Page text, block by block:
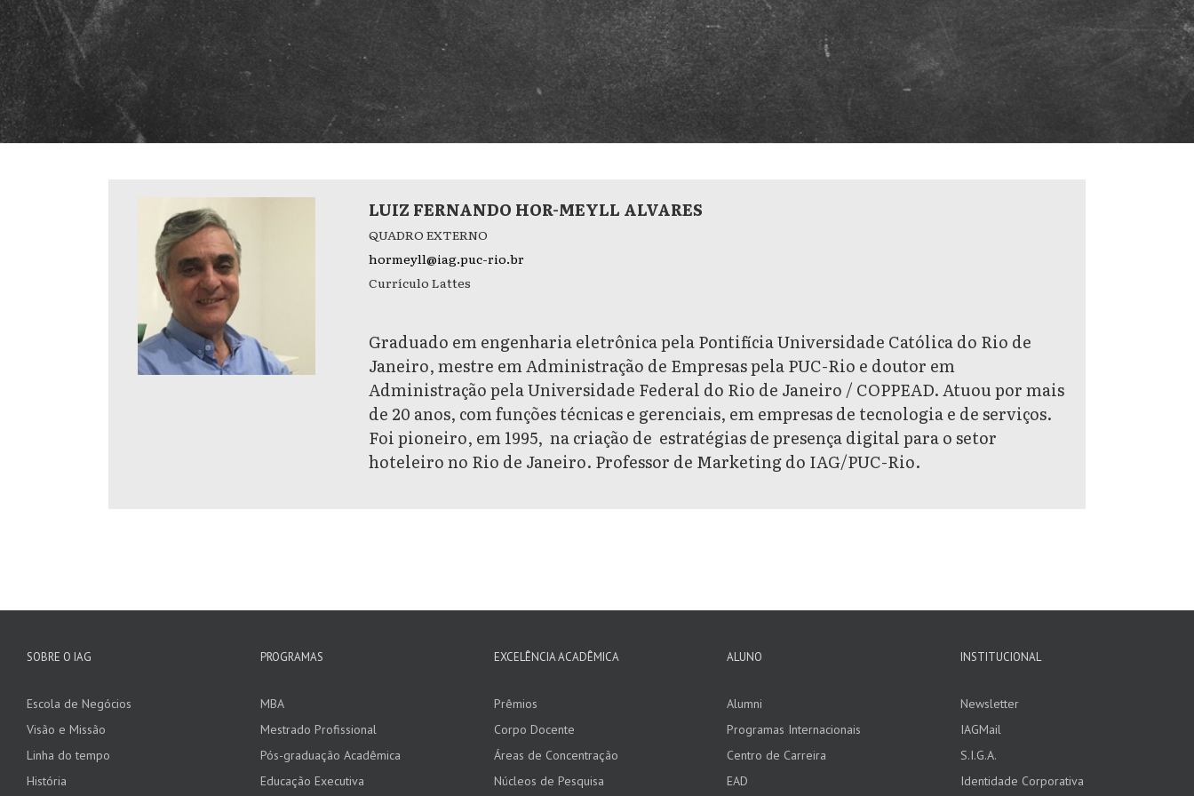
LUIZ FERNANDO HOR-MEYLL ALVARES
QUADRO EXTERNO
hormeyll@iag.puc-rio.br
Currículo Lattes
Graduado em engenharia eletrônica pela Pontifícia Universidade Católica do Rio de
Janeiro, mestre em Administração de Empresas pela PUC-Rio e doutor em
Administração pela Universidade Federal do Rio de Janeiro / COPPEAD. Atuou por mais
de 20 anos, com funções técnicas e gerenciais, em empresas de tecnologia e de serviços.
Foi pioneiro, em 1995, na criação de estratégias de presença digital para o setor
hoteleiro no Rio de Janeiro. Professor de Marketing do IAG/PUC-Rio.
SOBRE O IAG
Escola de Negócios
Visão e Missão
Linha do tempo
História
PROGRAMAS
MBA
Mestrado Profissional
Pós-graduação Acadêmica
Educação Executiva
EXCELÊNCIA ACADÊMICA
Prêmios
Corpo Docente
Áreas de Concentração
Núcleos de Pesquisa
ALUNO
Alumni
Programas Internacionais
Centro de Carreira
EAD
INSTITUCIONAL
Newsletter
IAGMail
S.I.G.A.
Identidade Corporativa